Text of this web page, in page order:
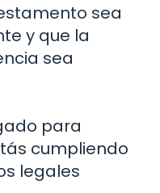
sea
y que la
sea
para
cumpliendo
legales